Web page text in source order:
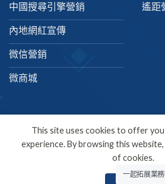
中國搜尋引擎營銷
內地網紅宣傳
微信營銷
微商城
遙距
繁體中文
Copyright 2026 ©
一起拓展業務
This site uses cookies to offer
experience. By browsing this
of cookies.